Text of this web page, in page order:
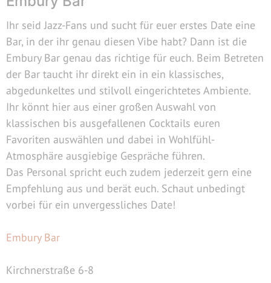
Ihr seid Jazz-Fans und sucht für euer erstes Date eine
Bar, in der ihr genau diesen Vibe habt? Dann ist die
Embury Bar genau das richtige für euch. Beim Betreten
der Bar taucht ihr direkt ein in ein klassisches,
abgedunkeltes und stilvoll eingerichtetes Ambiente.
Ihr könnt hier aus einer großen Auswahl von
klassischen bis ausgefallenen Cocktails euren
Favoriten auswählen und dabei in Wohlfühl-
Atmosphäre ausgiebige Gespräche führen.
Das Personal spricht euch zudem jederzeit gern eine
Empfehlung aus und berät euch. Schaut unbedingt
vorbei für ein unvergessliches Date!
Embury Bar
Kirchnerstraße 6-8